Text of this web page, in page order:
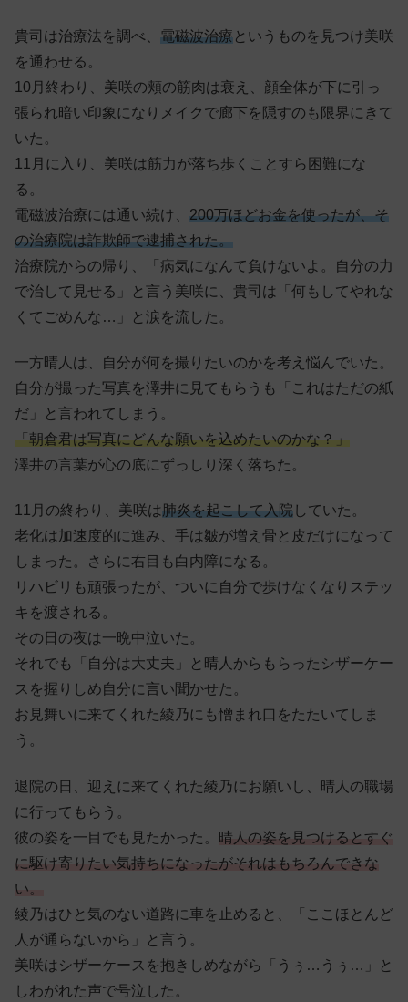
貴司は治療法を調べ、 電磁波治療というものを見つけ美咲
を通わせる。
10月終わり、美咲の頬の筋肉は衰え、顔全体が下に引っ
張られ暗い印象になりメイクで廊下を隠すのも限界にきて
いた。
11月に入り、美咲は筋力が落ち歩くことすら困難にな
る。
電磁波治療には通い続け、 200万ほどお金を使ったが、そ
の治療院は詐欺師で逮捕された。
治療院からの帰り、「病気になんて負けないよ。自分の力
で治して見せる」と言う美咲に、貴司は「何もしてやれな
くてごめんな…」と涙を流した。
一方晴人は、自分が何を撮りたいのかを考え悩んでいた。
自分が撮った写真を澤井に見てもらうも「これはただの紙
だ」と言われてしまう。
「朝倉君は写真にどんな願いを込めたいのかな？」
澤井の言葉が心の底にずっしり深く落ちた。
11月の終わり、美咲は肺炎を起こして入院 していた。
老化は加速度的に進み、手は皺が増え骨と皮だけになって
しまった。さらに右目も白内障になる。
リハビリも頑張ったが、ついに自分で歩けなくなりステッ
キを渡される。
その日の夜は一晩中泣いた。
それでも「自分は大丈夫」と晴人からもらったシザーケー
スを握りしめ自分に言い聞かせた。
お見舞いに来てくれた綾乃にも憎まれ口をたたいてしま
う。
退院の日、迎えに来てくれた綾乃にお願いし、晴人の職場
に行ってもらう。
彼の姿を一目でも見たかった。
晴人の姿を見つけるとすぐ
に駆け寄りたい気持ちになったがそれはもちろんできな
い。
綾乃はひと気のない道路に車を止めると、「ここほとんど
人が通らないから」と言う。
美咲はシザーケースを抱きしめながら「うぅ…うぅ…」と
しわがれた声で号泣した。